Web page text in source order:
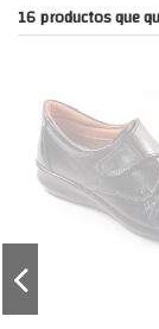
16 productos que